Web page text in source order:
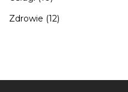
Zdrowie (12)